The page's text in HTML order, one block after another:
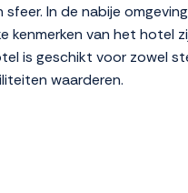
In de nabije
van het hotel
is geschikt voor zowel
waarderen.